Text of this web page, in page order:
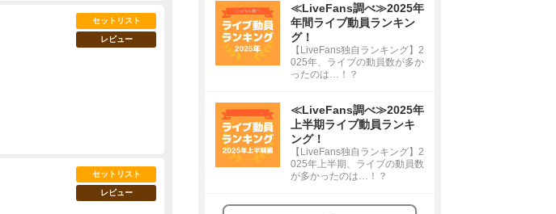
セットリスト
レビュー
セットリスト
レビュー
≪LiveFans調べ≫2025年
年間ライブ動員ランキン
グ！
【LiveFans独自ランキング】2
025年、ライブの動員数が多か
ったのは…！？
≪LiveFans調べ≫2025年
上半期ライブ動員ランキ
ング！
【LiveFans独自ランキング】2
025年上半期、ライブの動員数
が多かったのは…！？